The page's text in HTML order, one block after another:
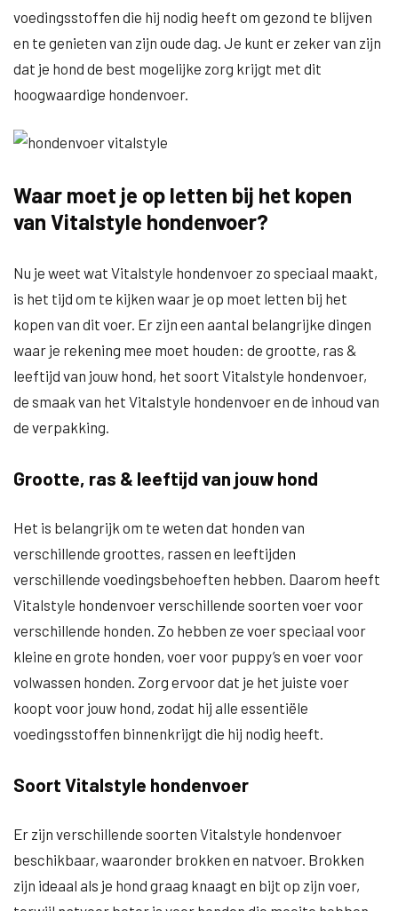
voedingsstoffen die hij nodig heeft om gezond te blijven
en te genieten van zijn oude dag. Je kunt er zeker van zijn
dat je hond de best mogelijke zorg krijgt met dit
hoogwaardige hondenvoer.
Waar moet je op letten bij het kopen
van Vitalstyle hondenvoer?
Nu je weet wat Vitalstyle hondenvoer zo speciaal maakt,
is het tijd om te kijken waar je op moet letten bij het
kopen van dit voer. Er zijn een aantal belangrijke dingen
waar je rekening mee moet houden: de grootte, ras &
leeftijd van jouw hond, het soort Vitalstyle hondenvoer,
de smaak van het Vitalstyle hondenvoer en de inhoud van
de verpakking.
Grootte, ras & leeftijd van jouw hond
Het is belangrijk om te weten dat honden van
verschillende groottes, rassen en leeftijden
verschillende voedingsbehoeften hebben. Daarom heeft
Vitalstyle hondenvoer verschillende soorten voer voor
verschillende honden. Zo hebben ze voer speciaal voor
kleine en grote honden, voer voor puppy’s en voer voor
volwassen honden. Zorg ervoor dat je het juiste voer
koopt voor jouw hond, zodat hij alle essentiële
voedingsstoffen binnenkrijgt die hij nodig heeft.
Soort Vitalstyle hondenvoer
Er zijn verschillende soorten Vitalstyle hondenvoer
beschikbaar, waaronder brokken en natvoer. Brokken
zijn ideaal als je hond graag knaagt en bijt op zijn voer,